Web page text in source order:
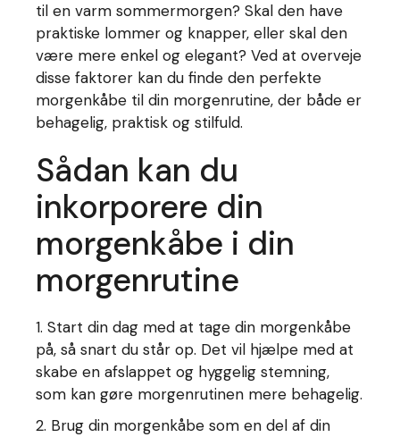
til en varm sommermorgen? Skal den have
praktiske lommer og knapper, eller skal den
være mere enkel og elegant? Ved at overveje
disse faktorer kan du finde den perfekte
morgenkåbe til din morgenrutine, der både er
behagelig, praktisk og stilfuld.
Sådan kan du
inkorporere din
morgenkåbe i din
morgenrutine
1. Start din dag med at tage din morgenkåbe
på, så snart du står op. Det vil hjælpe med at
skabe en afslappet og hyggelig stemning,
som kan gøre morgenrutinen mere behagelig.
2. Brug din morgenkåbe som en del af din